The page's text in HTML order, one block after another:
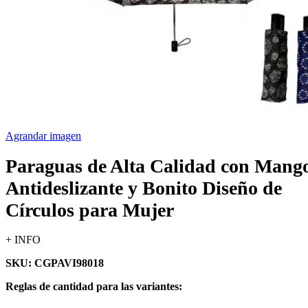
Agrandar imagen
Paraguas de Alta Calidad con
Antideslizante y Bonito Diseño de
Círculos para Mujer
+ INFO
SKU: CGPAVI98018
Reglas de cantidad para las variantes: